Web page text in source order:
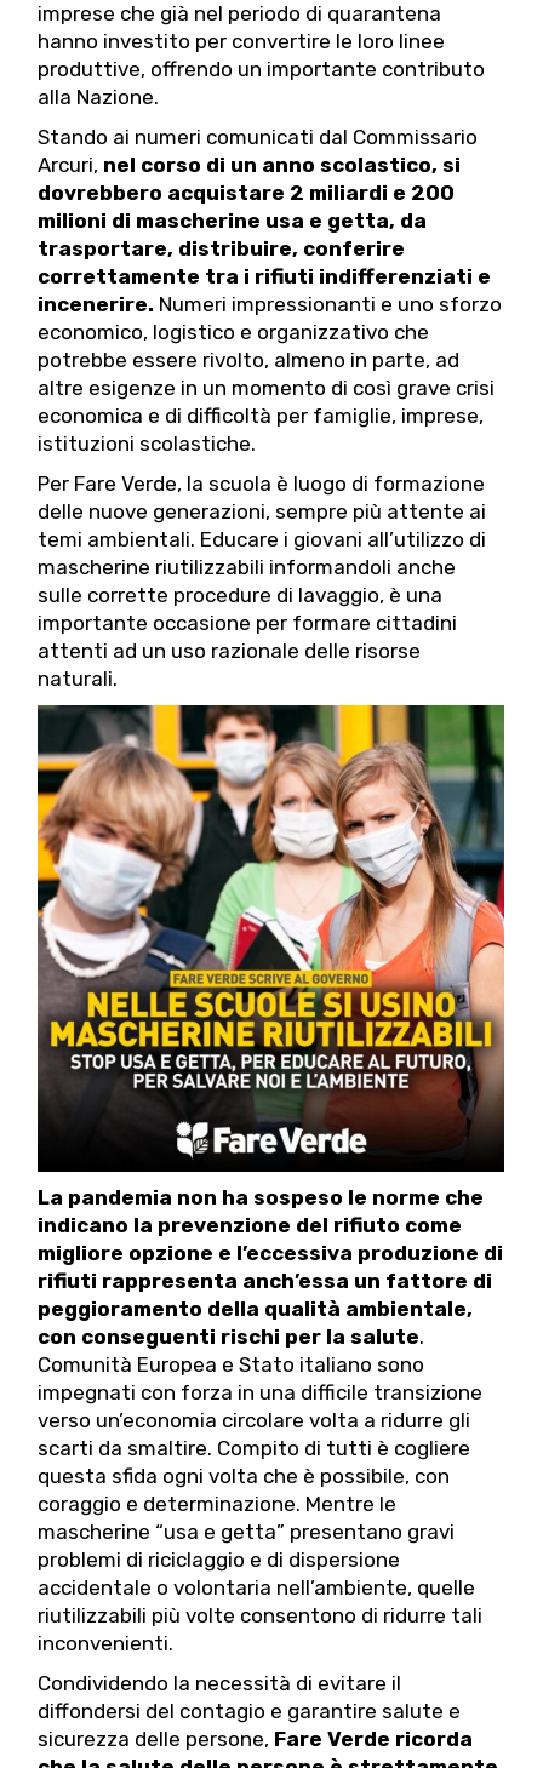
imprese che già nel periodo di quarantena
hanno investito per convertire le loro linee
produttive, offrendo un importante contributo
alla Nazione.
Stando ai numeri comunicati dal Commissario
Arcuri, nel corso di un anno scolastico, si
dovrebbero acquistare 2 miliardi e 200
milioni di mascherine usa e getta, da
trasportare, distribuire, conferire
correttamente tra i rifiuti indifferenziati e
incenerire. Numeri impressionanti e uno sforzo
economico, logistico e organizzativo che
potrebbe essere rivolto, almeno in parte, ad
altre esigenze in un momento di così grave crisi
economica e di difficoltà per famiglie, imprese,
istituzioni scolastiche.
Per Fare Verde, la scuola è luogo di formazione
delle nuove generazioni, sempre più attente ai
temi ambientali. Educare i giovani all’utilizzo di
mascherine riutilizzabili informandoli anche
sulle corrette procedure di lavaggio, è una
importante occasione per formare cittadini
attenti ad un uso razionale delle risorse
naturali.
La pandemia non ha sospeso le norme che
indicano la prevenzione del rifiuto come
migliore opzione e l’eccessiva produzione di
rifiuti rappresenta anch’essa un fattore di
peggioramento della qualità ambientale,
con conseguenti rischi per la salute.
Comunità Europea e Stato italiano sono
impegnati con forza in una difficile transizione
verso un’economia circolare volta a ridurre gli
scarti da smaltire. Compito di tutti è cogliere
questa sfida ogni volta che è possibile, con
coraggio e determinazione. Mentre le
mascherine “usa e getta” presentano gravi
problemi di riciclaggio e di dispersione
accidentale o volontaria nell’ambiente, quelle
riutilizzabili più volte consentono di ridurre tali
inconvenienti.
Condividendo la necessità di evitare il
diffondersi del contagio e garantire salute e
sicurezza delle persone, Fare Verde ricorda